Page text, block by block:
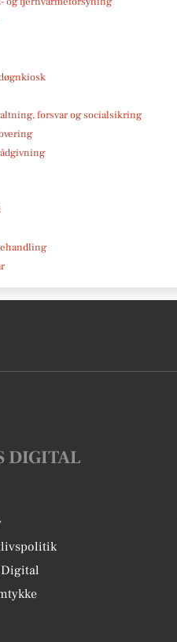
forsvar og socialsikring
DIGITAL
Digital